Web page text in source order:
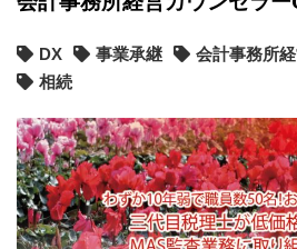
DX 事業承継 会計事務所
相続